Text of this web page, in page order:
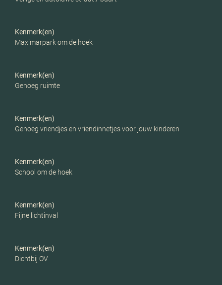
Garage
Kenmerk(en)
Maximarpark om de hoek
Kenmerk(en)
Genoeg ruimte
Kenmerk(en)
Genoeg vriendjes en vriendinnetjes voor jouw kinderen
Kenmerk(en)
School om de hoek
Kenmerk(en)
Fijne lichtinval
Kenmerk(en)
Dichtbij OV